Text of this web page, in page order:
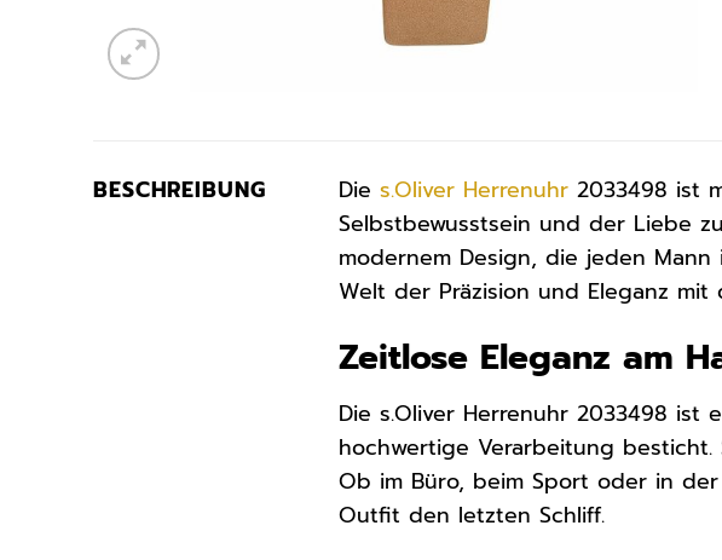
BESCHREIBUNG Dies.Oliver Herrenuhr 2033498 ist
Selbstbewusstsein und der Liebe
modernem Design, die jeden
Welt der Präzision und Eleganz mit
Zeitlose Eleganz am
Die s.Oliver Herrenuhr 2033498
hochwertige Verarbeitung
Ob im Büro, beim Sport oder in
Outfit den letzten Schliff.